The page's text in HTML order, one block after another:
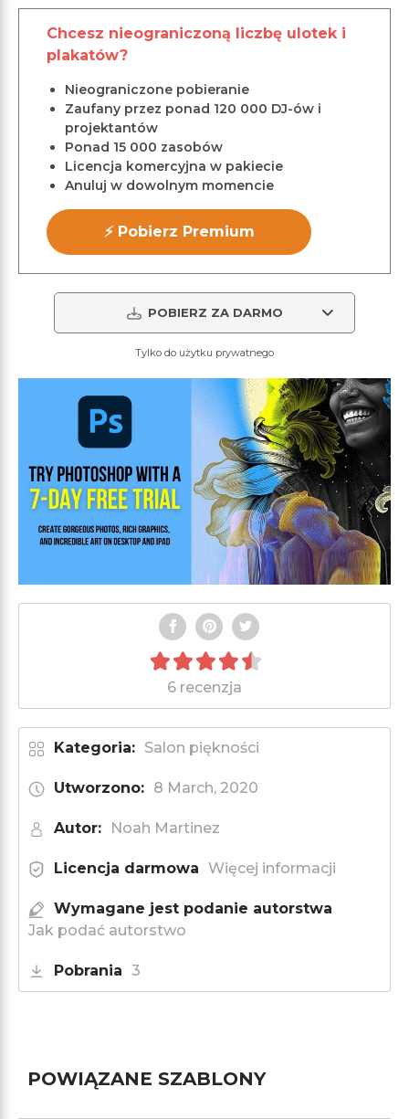
Chcesz nieograniczoną liczbę ulotek i
plakatów?
Nieograniczone pobieranie
Zaufany przez ponad 120 000 DJ-ów i
projektantów
Ponad 15 000 zasobów
Licencja komercyjna w pakiecie
Anuluj w dowolnym momencie
⚡ Pobierz Premium
POBIERZ ZA DARMO
Tylko do użytku prywatnego
6 recenzja
Kategoria: Salon piękności
Utworzono: 8 March, 2020
Autor: Noah Martinez
Licencja darmowa Więcej informacji
Wymagane jest podanie autorstwa
Jak podać autorstwo
Pobrania 3
POWIĄZANE SZABLONY